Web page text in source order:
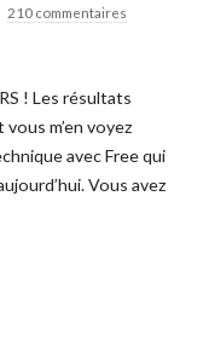
210 commentaires
! Les résultats
m’en voyez
avec Free qui
Vous avez